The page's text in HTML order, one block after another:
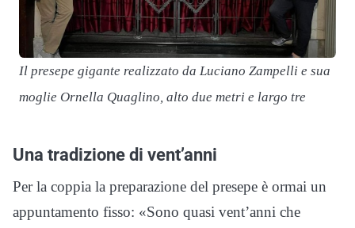
Il presepe gigante realizzato da Luciano Zampelli e sua
moglie Ornella Quaglino, alto due metri e largo tre
Una tradizione di vent’anni
Per la coppia la preparazione del presepe è ormai un
appuntamento fisso: «Sono quasi vent’anni che